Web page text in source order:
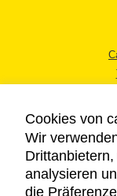
Cookies von
Wir
analysieren
die